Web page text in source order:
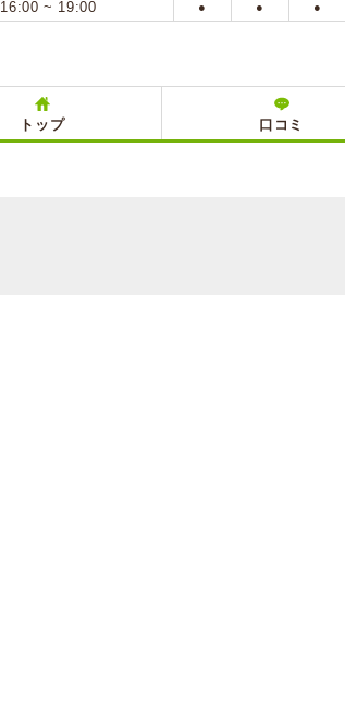
16:00 ~ 19:00 ● ● ●
トップ 口コミ